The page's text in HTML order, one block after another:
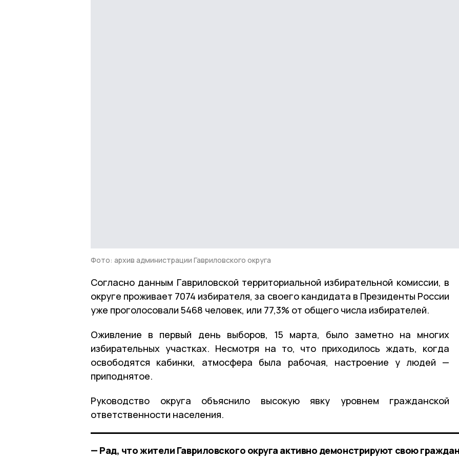
Фото: архив администрации Гавриловского округа
Согласно данным Гавриловской территориальной избирательной комиссии, в
округе проживает 7074 избирателя, за своего кандидата в Президенты России
уже проголосовали 5468 человек, или 77,3% от общего числа избирателей.
Оживление в первый день выборов, 15 марта, было заметно на многих
избирательных участках. Несмотря на то, что приходилось ждать, когда
освободятся кабинки, атмосфера была рабочая, настроение у людей —
приподнятое.
Руководство округа объяснило высокую явку уровнем гражданской
ответственности населения.
— Рад, что жители Гавриловского округа активно демонстрируют свою